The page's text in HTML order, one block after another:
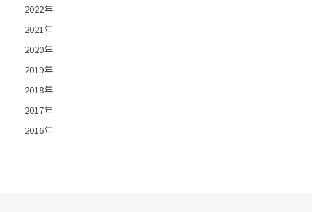
2022年
2021年
2020年
2019年
2018年
2017年
2016年